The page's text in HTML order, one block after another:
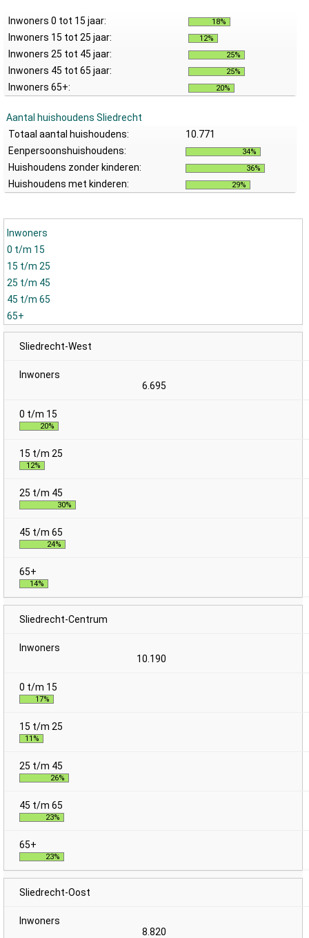
Inwoners 0 tot 15 jaar: 18%
Inwoners 15 tot 25 jaar: 12%
Inwoners 25 tot 45 jaar: 25%
Inwoners 45 tot 65 jaar: 25%
Inwoners 65+: 20%
Aantal huishoudens Sliedrecht
Totaal aantal huishoudens:
10.771
Eenpersoonshuishoudens:
34%
Huishoudens zonder kinderen: 36%
Huishoudens met kinderen: 29%
Inwoners
0 t/m 15
15 t/m 25
25 t/m 45
45 t/m 65
65+
Sliedrecht-West
6.695
20%
12%
30%
24%
14%
Sliedrecht-Centrum
10.190
17%
11%
26%
23%
23%
Sliedrecht-Oost
8.820